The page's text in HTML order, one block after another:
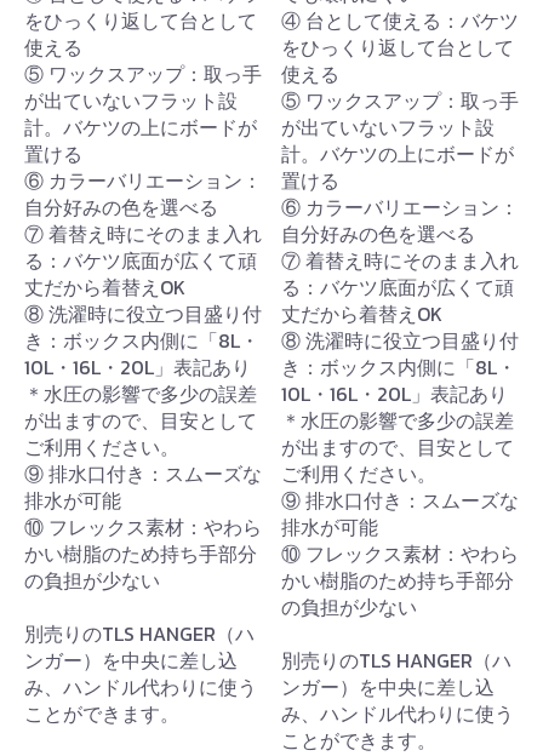
をひっくり返して台として
使える
⑤ ワックスアップ：取っ手
が出ていないフラット設
計。バケツの上にボードが
置ける
⑥ カラーバリエーション：
自分好みの色を選べる
⑦ 着替え時にそのまま入れ
る：バケツ底面が広くて頑
丈だから着替えOK
⑧ 洗濯時に役立つ目盛り付
き：ボックス内側に「8L・
10L・16L・20L」表記あり
＊水圧の影響で多少の誤差
が出ますので、目安として
ご利用ください。
⑨ 排水口付き：スムーズな
排水が可能
⑩ フレックス素材：やわら
かい樹脂のため持ち手部分
の負担が少ない
別売りのTLS HANGER（ハ
ンガー）を中央に差し込
み、ハンドル代わりに使う
ことができます。
④ 台として使える：バケツ
をひっくり返して台として
使える
⑤ ワックスアップ：取っ手
が出ていないフラット設
計。バケツの上にボードが
置ける
⑥ カラーバリエーション：
自分好みの色を選べる
⑦ 着替え時にそのまま入れ
る：バケツ底面が広くて頑
丈だから着替えOK
⑧ 洗濯時に役立つ目盛り付
き：ボックス内側に「8L・
10L・16L・20L」表記あり
＊水圧の影響で多少の誤差
が出ますので、目安として
ご利用ください。
⑨ 排水口付き：スムーズな
排水が可能
⑩ フレックス素材：やわら
かい樹脂のため持ち手部分
の負担が少ない
別売りのTLS HANGER（ハ
ンガー）を中央に差し込
み、ハンドル代わりに使う
ことができます。